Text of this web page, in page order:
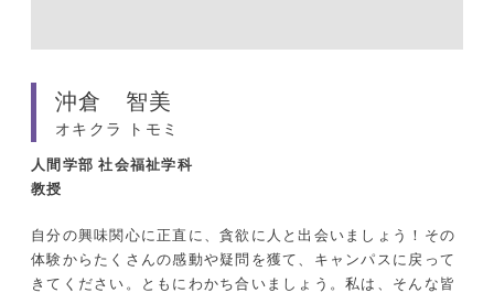
沖倉 智美
オキクラ トモミ
人間学部社会福祉学科
教授
自分の興味関心に正直に、貪欲に人と出会いましょう！その
体験からたくさんの感動や疑問を獲て、キャンパスに戻って
きてください。ともにわかち合いましょう。私は、そんな皆